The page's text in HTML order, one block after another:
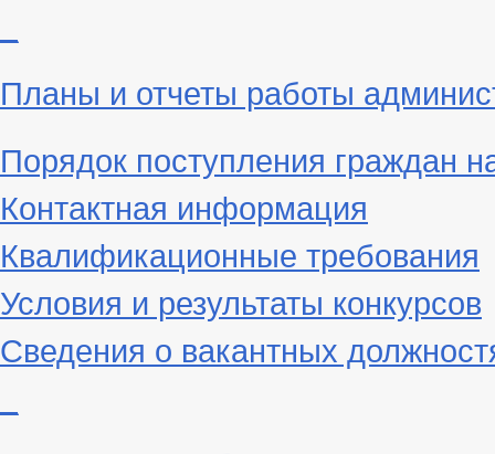
Планы и отчеты работы
Порядок поступления граждан
Контактная информация
Квалификационные требования
Условия и результаты конкурсов
Сведения о вакантных